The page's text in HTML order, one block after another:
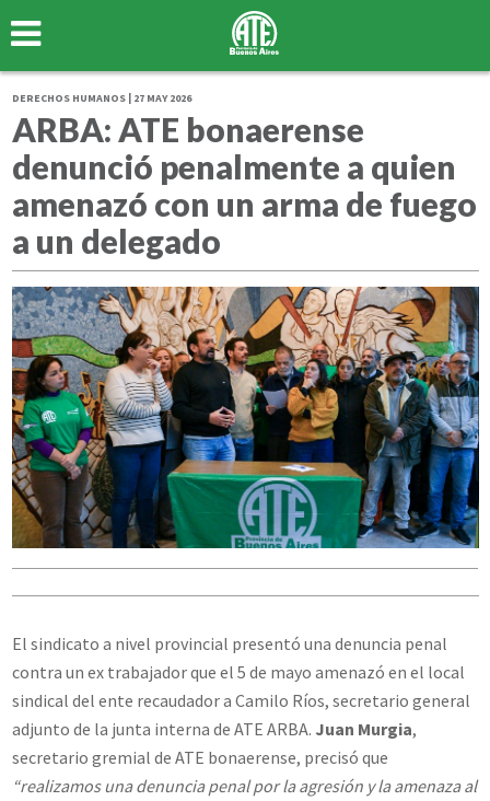
DERECHOS HUMANOS | 27 MAY 2026
ARBA: ATE bonaerense
denunció penalmente a quien
amenazó con un arma de fuego
a un delegado
El sindicato a nivel provincial presentó una denuncia penal
contra un ex trabajador que el 5 de mayo amenazó en el local
sindical del ente recaudador a Camilo Ríos, secretario general
adjunto de la junta interna de ATE ARBA. Juan Murgia,
secretario gremial de ATE bonaerense, precisó que
“realizamos una denuncia penal por la agresión y la amenaza al